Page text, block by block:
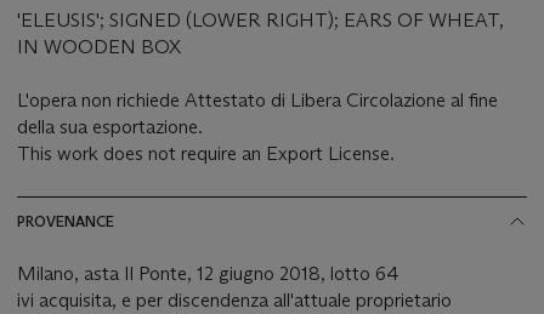
'ELEUSIS'; SIGNED (LOWER RIGHT); EARS OF WHEAT,
IN WOODEN BOX
L'opera non richiede Attestato di Libera Circolazione al fine
della sua esportazione.
This work does not require an Export License.
PROVENANCE
Milano, asta Il Ponte, 12 giugno 2018, lotto 64
ivi acquisita, e per discendenza all'attuale proprietario